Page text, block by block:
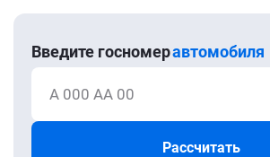
Введите госномеравтомобиля
А 000 АА 00
Рассчитать